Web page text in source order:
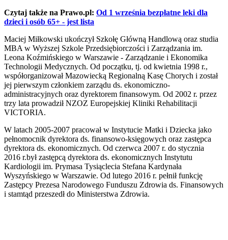
Czytaj także na Prawo.pl: Od 1 września bezpłatne leki dla
dzieci i osób 65+ - jest lista
Maciej Miłkowski ukończył Szkołę Główną Handlową oraz studia
MBA w Wyższej Szkole Przedsiębiorczości i Zarządzania im.
Leona Koźmińskiego w Warszawie - Zarządzanie i Ekonomika
Technologii Medycznych. Od początku, tj. od kwietnia 1998 r.,
współorganizował Mazowiecką Regionalną Kasę Chorych i został
jej pierwszym członkiem zarządu ds. ekonomiczno-
administracyjnych oraz dyrektorem finansowym. Od 2002 r. przez
trzy lata prowadził NZOZ Europejskiej Kliniki Rehabilitacji
VICTORIA.
W latach 2005-2007 pracował w Instytucie Matki i Dziecka jako
pełnomocnik dyrektora ds. finansowo-księgowych oraz zastępca
dyrektora ds. ekonomicznych. Od czerwca 2007 r. do stycznia
2016 r.był zastępcą dyrektora ds. ekonomicznych Instytutu
Kardiologii im. Prymasa Tysiąclecia Stefana Kardynała
Wyszyńskiego w Warszawie. Od lutego 2016 r. pełnił funkcję
Zastępcy Prezesa Narodowego Funduszu Zdrowia ds. Finansowych
i stamtąd przeszedł do Ministerstwa Zdrowia.